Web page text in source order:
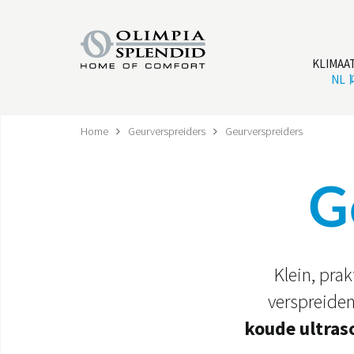
NL
Home Geurverspreiders Geurverspreiders
Klein,
koude